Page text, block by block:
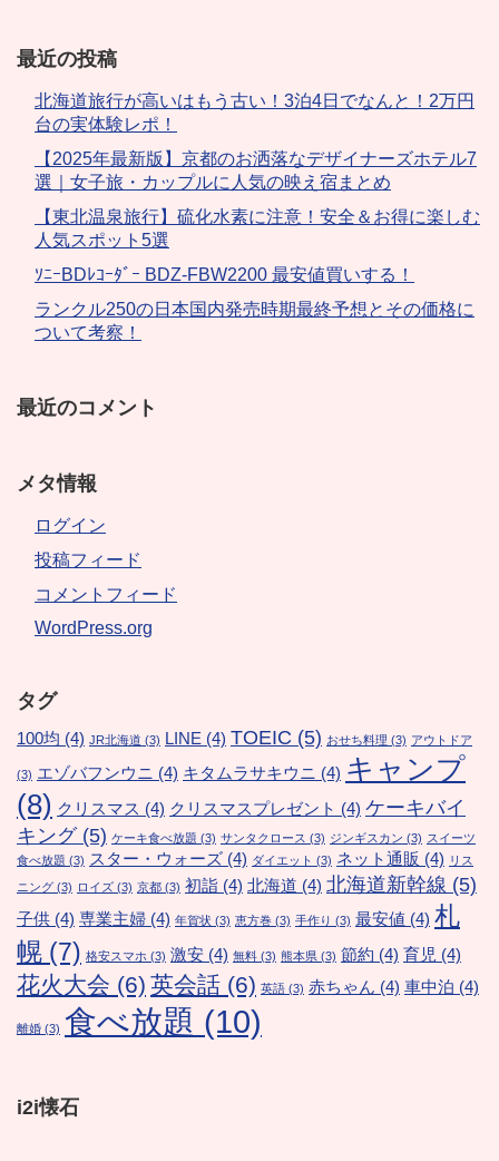
最近の投稿
北海道旅行が高いはもう古い！3泊4日でなんと！2万円
台の実体験レポ！
【2025年最新版】京都のお洒落なデザイナーズホテル7
選｜女子旅・カップルに人気の映え宿まとめ
【東北温泉旅行】硫化水素に注意！安全＆お得に楽しむ
人気スポット5選
ｿﾆｰBDﾚｺｰﾀﾞｰ BDZ-FBW2200 最安値買いする！
ランクル250の日本国内発売時期最終予想とその価格に
ついて考察！
最近のコメント
メタ情報
ログイン
投稿フィード
コメントフィード
WordPress.org
タグ
100均 (4) JR北海道 (3) LINE (4) TOEIC (5) おせち料理 (3) アウトドア
(3) エゾバフンウニ (4) キタムラサキウニ (4) キャンプ
(8) クリスマス (4) クリスマスプレゼント (4) ケーキバイ
キング(5) ケーキ食べ放題 (3) サンタクロース (3) ジンギスカン (3) スイーツ
食べ放題 (3) スター・ウォーズ (4) ダイエット (3) ネット通販 (4) リス
ニング (3) ロイズ (3) 京都 (3) 初詣 (4) 北海道 (4) 北海道新幹線 (5)
子供 (4) 専業主婦 (4) 年賀状 (3) 恵方巻 (3) 手作り (3) 最安値 (4) 札
幌 (7) 格安スマホ (3) 激安 (4) 無料 (3) 熊本県 (3) 節約 (4) 育児 (4)
花火大会 (6) 英会話 (6) 英語 (3) 赤ちゃん (4) 車中泊 (4)
離婚 (3) 食べ放題 (10)
i2i懐石